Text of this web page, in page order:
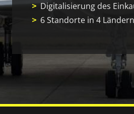
Digitalisierung des
6 Standorte in 4 Ländern